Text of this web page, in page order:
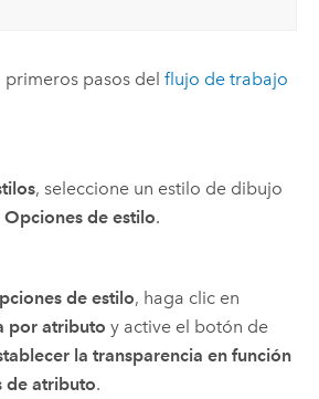
primeros pasos del flujo de trabajo
, seleccione un estilo de dibujo
Opciones de estilo.
de estilo, haga clic en
por atributo y active el botón de
la transparencia en función
de atributo.